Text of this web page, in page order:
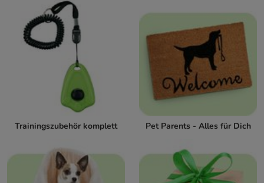
Trainingszubehör komplett Pet Parents - Alles für Dich